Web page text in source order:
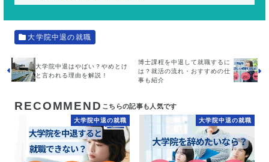
大学院中退の就職
大学院中退はやばい？やめとけ
と言われる理由を解説！
博士課程を中退して就職するに
は？就活の流れ・おすすめの仕
事も紹介
RECOMMEND
大学院中退の就職 大学院中退の就職